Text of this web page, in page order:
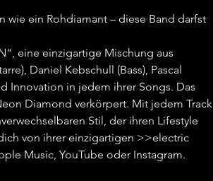
ein Rohdiamant – diese Band darfst
eine einzigartige Mischung aus
Daniel Kebschull (Bass), Pascal
Innovation in jedem ihrer Songs. Das
Diamond verkörpert. Mit jedem Track
Stil, der ihren Lifestyle
von ihrer einzigartigen >>electric
Music, YouTube oder Instagram.